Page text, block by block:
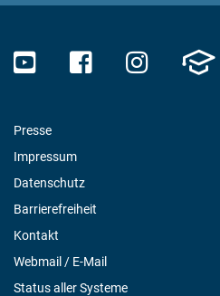
Presse
Impressum
Datenschutz
Barrierefreiheit
Kontakt
Webmail / E-Mail
Status aller Systeme